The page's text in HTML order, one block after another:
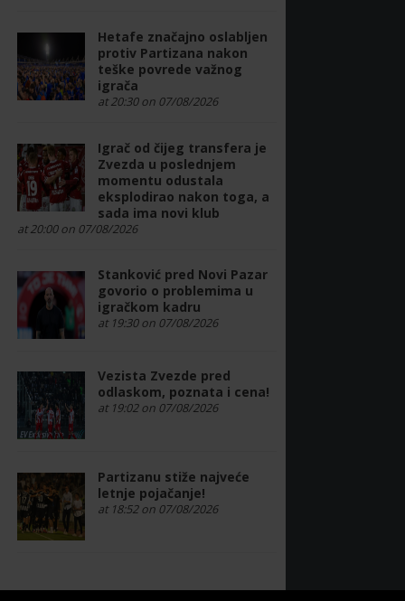
Hetafe značajno oslabljen
protiv Partizana nakon
teške povrede važnog
igrača
at 20:30 on 07/08/2026
Igrač od čijeg transfera je
Zvezda u poslednjem
momentu odustala
eksplodirao nakon toga, a
sada ima novi klub
at 20:00 on 07/08/2026
Stanković pred Novi Pazar
govorio o problemima u
igračkom kadru
at 19:30 on 07/08/2026
Vezista Zvezde pred
odlaskom, poznata i cena!
at 19:02 on 07/08/2026
Partizanu stiže najveće
letnje pojačanje!
at 18:52 on 07/08/2026